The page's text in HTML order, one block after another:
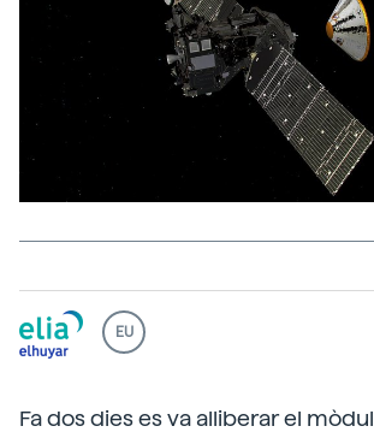
EU
Fa dos dies es va alliberar el mòdul